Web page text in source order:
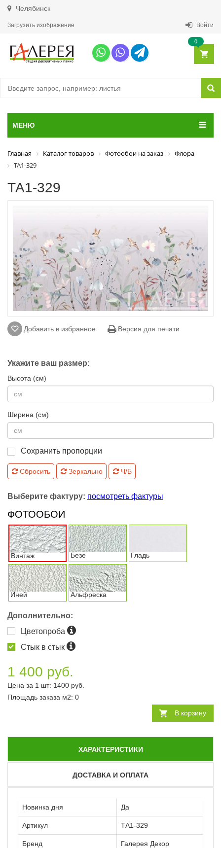
Челябинск
Загрузить изображение Войти
0
МЕНЮ
Главная Каталог товаров Фотообои на заказ
Флора
ТА1-329
ТА1-329
Добавить в избранное Версия для печати
Укажите ваш размер:
Высота (см)
Ширина (см)
Сохранить пропорции
Сбросить Зеркально Ч/Б
Выберите фактуру: посмотреть фактуры
ФОТООБОИ
Винтаж Безе Гладь
Иней Альфреска
Дополнительно:
Цветопроба
Стык в стык
1 400 руб.
Цена за 1 шт: 1400 руб.
Площадь заказа м2: 0
В корзину
ХАРАКТЕРИСТИКИ
ДОСТАВКА И ОПЛАТА
Новинка дня Да
Артикул ТА1-329
Бренд Галерея Декор